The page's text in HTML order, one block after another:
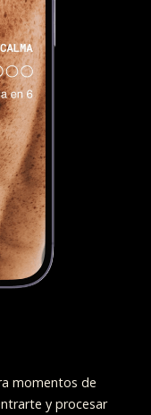
momentos de
y procesar